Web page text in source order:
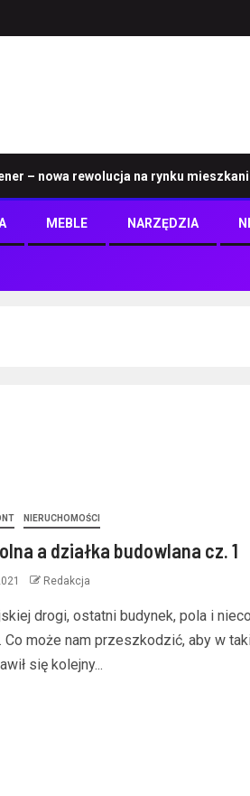
nowa rewolucja na rynku mieszkaniowym
MEBLE NARZĘDZIA
NIERUCHOMOŚCI
a działka budowlana cz. 1
Redakcja
drogi, ostatni budynek, pola i
Co może nam przeszkodzić, aby w
się kolejny...